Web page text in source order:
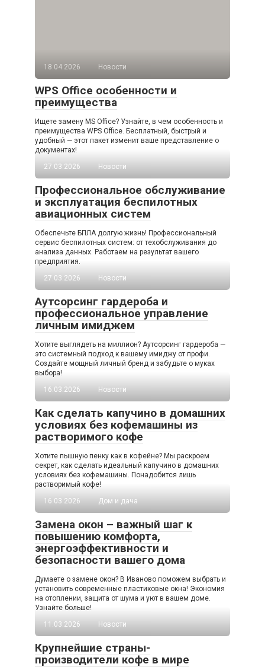
18.04.2026 Новости
WPS Office особенности и
преимущества
Ищете замену MS Office? Узнайте, в чем особенность и
преимущества WPS Office. Бесплатный, быстрый и
удобный — этот пакет изменит ваше представление о
документах!
27.03.2026
Новости
Профессиональное обслуживание
и эксплуатация беспилотных
авиационных систем
Обеспечьте БПЛА долгую жизнь! Профессиональный
сервис беспилотных систем: от техобслуживания до
анализа данных. Работаем на результат вашего
предприятия.
27.03.2026
Новости
Аутсорсинг гардероба и
профессиональное управление
личным имиджем
Хотите выглядеть на миллион? Аутсорсинг гардероба —
это системный подход к вашему имиджу от профи.
Создайте мощный личный бренд и забудьте о муках
выбора!
16.03.2026
Новости
Как сделать капучино в домашних
условиях без кофемашины из
растворимого кофе
Хотите пышную пенку как в кофейне? Мы раскроем
секрет, как сделать идеальный капучино в домашних
условиях без кофемашины. Понадобится лишь
растворимый кофе!
16.03.2026
Дом и дача
Замена окон – важный шаг к
повышению комфорта,
энергоэффективности и
безопасности вашего дома
Думаете о замене окон? В Иваново поможем выбрать и
установить современные пластиковые окна! Экономия
на отоплении, защита от шума и уют в вашем доме.
Узнайте больше!
11.03.2026
Новости
Крупнейшие страны-
производители кофе в мире